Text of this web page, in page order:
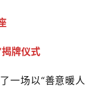
牌仪式
一场以“善意暖人